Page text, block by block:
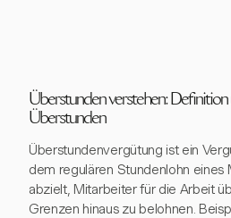
Überstunden verstehen:
Überstunden
Überstundenvergütung ist ein
dem regulären Stundenlohn eines
abzielt, Mitarbeiter für die Arbeit
Grenzen hinaus zu belohnen.